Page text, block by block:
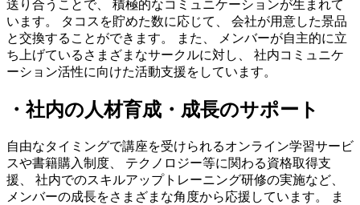
送り合うことで、 積極的なコミュニケーションが生まれて
います。 タコスを貯めた数に応じて、 会社が用意した景品
と交換することができます。 また、 メンバーが自主的に立
ち上げているさまざまなサークルに対し、 社内コミュニケ
ーション活性に向けた活動支援をしています。
・社内の人材育成・成長のサポート
自由なタイミングで講座を受けられるオンライン学習サービ
スや書籍購入制度、 テクノロジー等に関わる資格取得支
援、 社内でのスキルアップトレーニング研修の実施など、
メンバーの成長をさまざまな角度から応援しています。 ま